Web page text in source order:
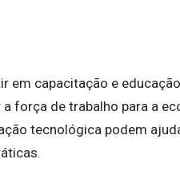
em capacitação e
força de trabalho para a
tecnológica podem